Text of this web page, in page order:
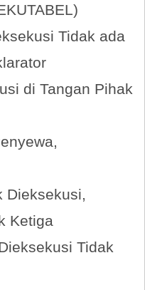
Tidak ada
di Tangan Pihak
Dieksekusi,
Ketiga
Tidak